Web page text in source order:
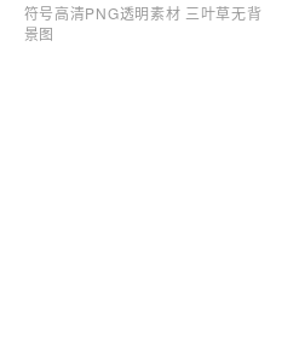
符号高清PNG透明素材 三叶草无背
景图